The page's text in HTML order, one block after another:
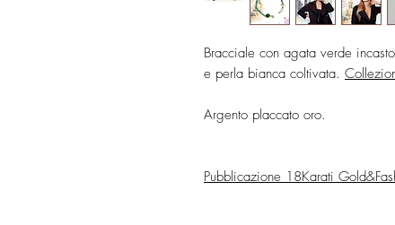
Bracciale con agata verde
e perla bianca coltivata.
Argento placcato oro.
Pubblicazione 18Karati